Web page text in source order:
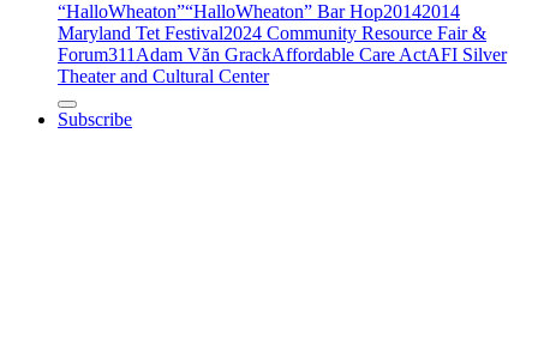
“HalloWheaton”“HalloWheaton” Bar Hop20142014
Maryland Tet Festival2024 Community Resource Fair &
Forum311Adam Văn GrackAffordable Care ActAFI Silver
Theater and Cultural Center
Subscribe